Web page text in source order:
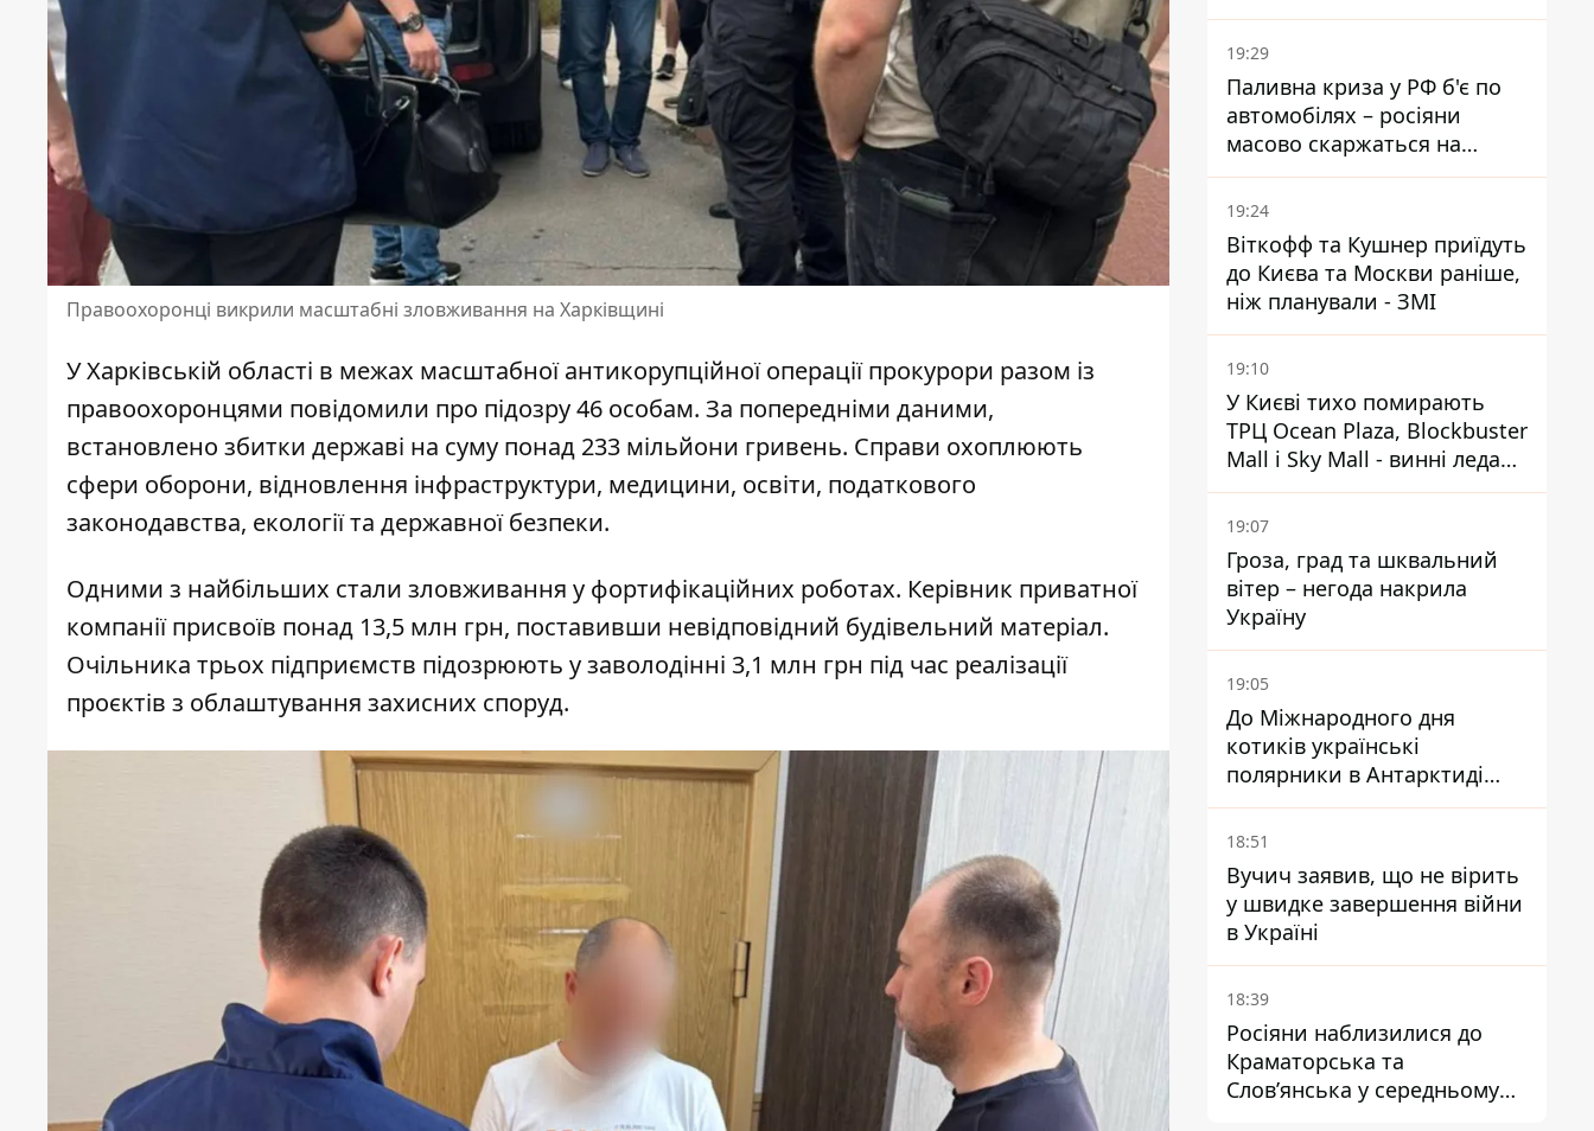
Правоохоронці викрили масштабні зловживання на Харківщині
У Харківській області в межах масштабної антикорупційної операції прокурори разом із
правоохоронцями повідомили про підозру 46 особам. За попередніми даними,
встановлено збитки державі на суму понад 233 мільйони гривень. Справи охоплюють
сфери оборони, відновлення інфраструктури, медицини, освіти, податкового
законодавства, екології та державної безпеки.
Одними з найбільших стали зловживання у фортифікаційних роботах. Керівник приватної
компаніїприсвоїв понад 13,5 млн грн, поставивши невідповідний будівельний матеріал.
Очільника трьох підприємств підозрюють у заволодінні 3,1 млн грн під час реалізації
проєктів з облаштування захисних споруд.
Міноборони країни
19:29
Паливна криза у РФ б'є по
автомобілях – росіяни
масово скаржаться на
поломки через неякісний
бензин
19:24
Віткофф та Кушнер приїдуть
до Києва та Москви раніше,
ніж планували - ЗМІ
19:10
У Києві тихо помирають
ТРЦ Ocean Plaza, Blockbuster
Mall і Sky Mall - винні ледачі
менеджери й канібалізм
19:07
Гроза, град та шквальний
вітер – негода накрила
Україну
19:05
До Міжнародного дня
котиків українські
полярники в Антарктиді
показали своїх
18:51
Вучич заявив, що не вірить
у швидке завершення війни
в Україні
18:39
Росіяни наблизилися до
Краматорська та
Слов’янська у середньому